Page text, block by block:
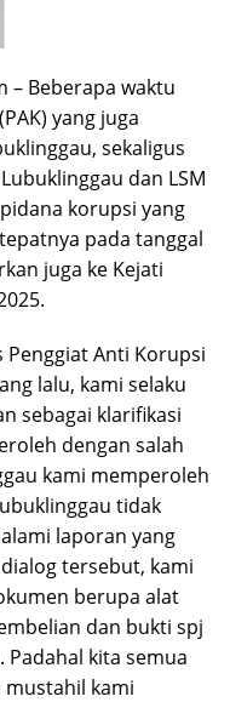
– Beberapa waktu
yang juga
sekaligus
dan LSM
korupsi yang
pada tanggal
juga ke Kejati
Penggiat Anti Korupsi
lalu, kami selaku
sebagai klarifikasi
dengan salah
kami memperoleh
tidak
laporan yang
tersebut, kami
berupa alat
dan bukti spj
kita semua
kami